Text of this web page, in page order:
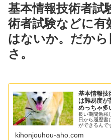
基本情報技術者試
術者試験などに有
はないか。だか
さ。
基本情報技
は難易度が
めっちゃ多
長い期間勉強
日から履歴書
ができるんで
無理をしない
kihonjouhou-aho.com